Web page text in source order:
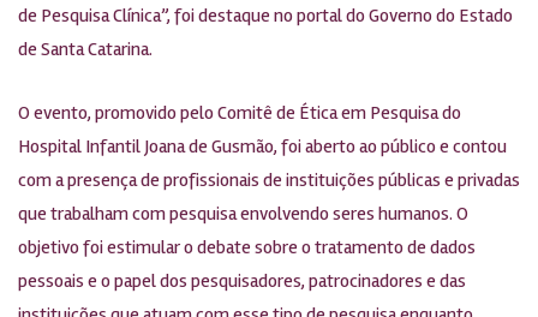
de Pesquisa Clínica”, foi destaque no portal do Governo do Estado
de Santa Catarina.
O evento, promovido pelo Comitê de Ética em Pesquisa do
Hospital Infantil Joana de Gusmão, foi aberto ao público e contou
com a presença de profissionais de instituições públicas e privadas
que trabalham com pesquisa envolvendo seres humanos. O
objetivo foi estimular o debate sobre o tratamento de dados
pessoais e o papel dos pesquisadores, patrocinadores e das